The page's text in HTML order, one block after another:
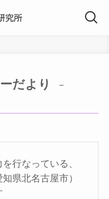
だより
–
行なっている、
県北名古屋市）